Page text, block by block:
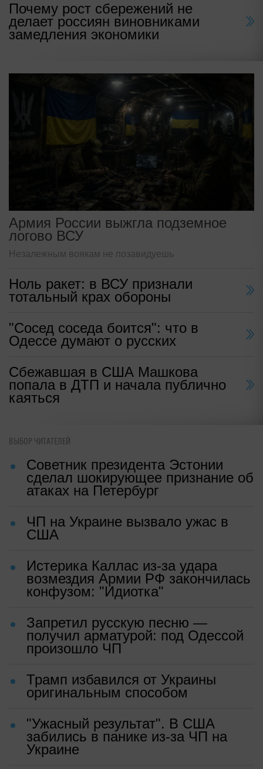
Почему рост сбережений не
делает россиян виновниками
замедления экономики
Армия России выжгла подземное
логово ВСУ
Незалежным воякам не позавидуешь
Ноль ракет: в ВСУ признали
тотальный крах обороны
"Сосед соседа боится": что в
Одессе думают о русских
Сбежавшая в США Машкова
попала в ДТП и начала публично
каяться
ВЫБОР ЧИТАТЕЛЕЙ
Советник президента Эстонии
сделал шокирующее признание об
атаках на Петербург
ЧП на Украине вызвало ужас в
США
Истерика Каллас из-за удара
возмездия Армии РФ закончилась
конфузом: "Идиотка"
Запретил русскую песню —
получил арматурой: под Одессой
произошло ЧП
Трамп избавился от Украины
оригинальным способом
"Ужасный результат". В США
забились в панике из-за ЧП на
Украине